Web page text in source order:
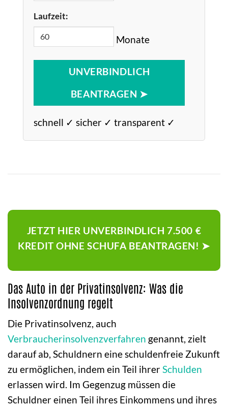
Laufzeit:
Monate
UNVERBINDLICH
BEANTRAGEN ➤
schnell ✓ sicher ✓ transparent ✓
JETZT HIER UNVERBINDLICH 7.500 €
KREDIT OHNE SCHUFA BEANTRAGEN! ➤
Das Auto in der Privatinsolvenz: Was die
Insolvenzordnung regelt
Die Privatinsolvenz, auch
Verbraucherinsolvenzverfahren genannt, zielt
darauf ab, Schuldnern eine schuldenfreie Zukunft
zu ermöglichen, indem ein Teil ihrerSchulden
erlassen wird. Im Gegenzug müssen die
Schuldner einen Teil ihres Einkommens und ihres